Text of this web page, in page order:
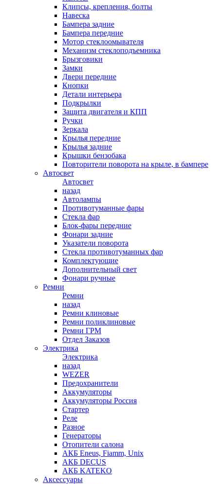
Клипсы, крепления, болты
Навеска
Бампера задние
Бампера передние
Мотор стеклоомывателя
Механизм стеклоподъемника
Брызговики
Замки
Двери передние
Кнопки
Детали интерьера
Подкрылки
Защита двигателя и КПП
Ручки
Зеркала
Крылья передние
Крылья задние
Крышки бензобака
Повторители поворота на крыле, в бампере
Автосвет
Автосвет
назад
Автолампы
Противотуманные фары
Стекла фар
Блок-фары передние
Фонари задние
Указатели поворота
Стекла противотуманных фар
Комплектующие
Дополнительный свет
Фонари ручные
Ремни
Ремни
назад
Ремни клиновые
Ремни поликлиновые
Ремни ГРМ
Отдел Заказов
Электрика
Электрика
назад
WEZER
Предохранители
Аккумуляторы
Аккумуляторы Россия
Стартер
Реле
Разное
Генераторы
Отопители салона
АКБ Eneus, Fiamm, Unix
АКБ DECUS
АКБ KATEKO
Аксессуары